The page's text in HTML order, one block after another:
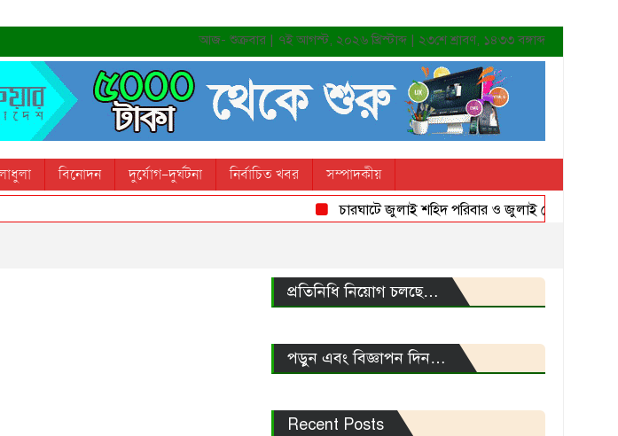
আজ- শুক্রবার | ৭ই আগস্ট, ২০২৬ খ্রিস্টাব্দ | ২৩শে শ্রাবণ, ১৪৩৩ বঙ্গাব্দ
বিনোদন দুর্যোগ-দুর্ঘটনা নির্বাচিত খবর সম্পাদকীয়
চারঘাটে জুলাই শহিদ পরিবার ও জুলাই যোদ্ধাদের সংবর্ধনা
প্রতিনিধি নিয়োগ চলছে…
পড়ুন এবং বিজ্ঞাপন দিন…
Recent Posts